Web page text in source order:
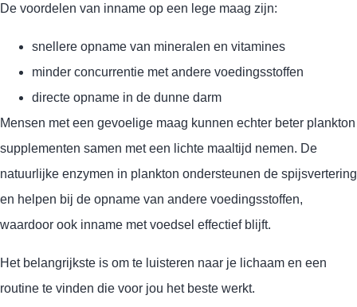
De voordelen van inname op een lege maag zijn:
snellere opname van mineralen en vitamines
minder concurrentie met andere voedingsstoffen
directe opname in de dunne darm
Mensen met een gevoelige maag kunnen echter beter plankton
supplementen samen met een lichte maaltijd nemen. De
natuurlijke enzymen in plankton ondersteunen de spijsvertering
en helpen bij de opname van andere voedingsstoffen,
waardoor ook inname met voedsel effectief blijft.
Het belangrijkste is om te luisteren naar je lichaam en een
routine te vinden die voor jou het beste werkt.